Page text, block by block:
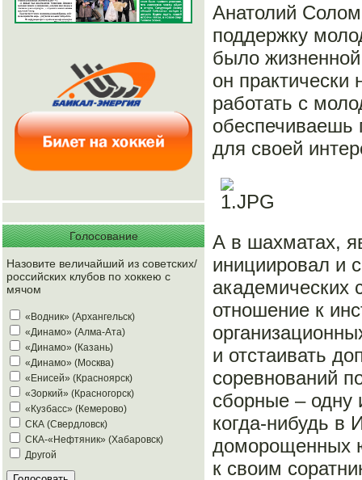
Голосование
Назовите величайший из советских/
российских клубов по хоккею с
мячом
«Водник» (Архангельск)
«Динамо» (Алма-Ата)
«Динамо» (Казань)
«Динамо» (Москва)
«Енисей» (Красноярск)
«Зоркий» (Красногорск)
«Кузбасс» (Кемерово)
СКА (Свердловск)
СКА-«Нефтяник» (Хабаровск)
Другой
Анатолий
поддержку
было
он практически
работать с
обеспечиваешь
для своей
А в шахматах,
инициировал и
академических
отношение к
и отстаивать
соревнований
сборные – одну
когда-нибудь в
доморощенных
к своим